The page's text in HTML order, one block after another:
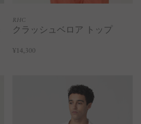
RHC
クラッシュベロア トップ
¥14,300